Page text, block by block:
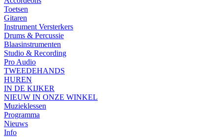
Toetsen
Gitaren
Instrument Versterkers
Drums & Percussie
Blaasinstrumenten
Studio & Recording
Pro Audio
TWEEDEHANDS
HUREN
IN DE KIJKER
NIEUW IN ONZE WINKEL
Muzieklessen
Programma
Nieuws
Info